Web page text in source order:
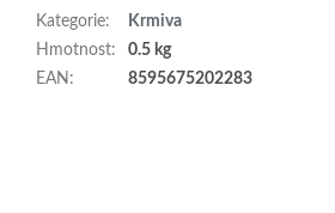
Kategorie:
Krmiva
Hmotnost:
0.5 kg
EAN : 8595675202283